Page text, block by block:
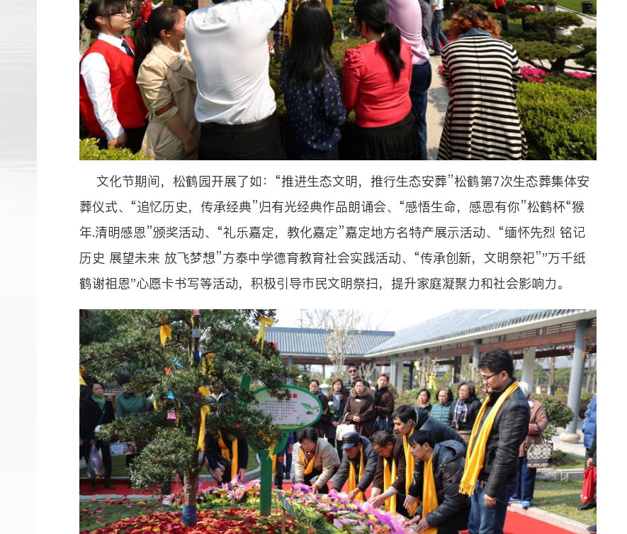
文化节期间，松鹤园开展了如：“推进生态文明，推行生态安葬”松鹤第7次生态葬集体安
葬仪式、“追忆历史，传承经典”归有光经典作品朗诵会、“感悟生命，感恩有你”松鹤杯“猴
年.清明感恩”颁奖活动、“礼乐嘉定，教化嘉定”嘉定地方名特产展示活动、“缅怀先烈 铭记
历史 展望未来 放飞梦想”方泰中学德育教育社会实践活动、“传承创新，文明祭祀”"万千纸
鹤谢祖恩"心愿卡书写等活动，积极引导市民文明祭扫，提升家庭凝聚力和社会影响力。